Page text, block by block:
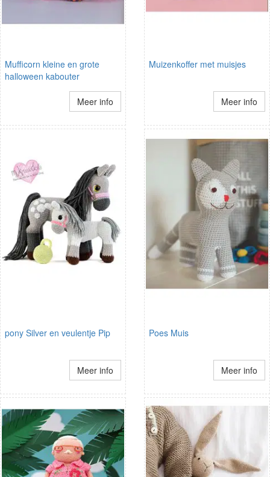
Mufficorn kleine en grote
halloween kabouter
Meer info
Muizenkoffer met muisjes
Meer info
pony Silver en veulentje Pip
Meer info
Poes Muis
Meer info